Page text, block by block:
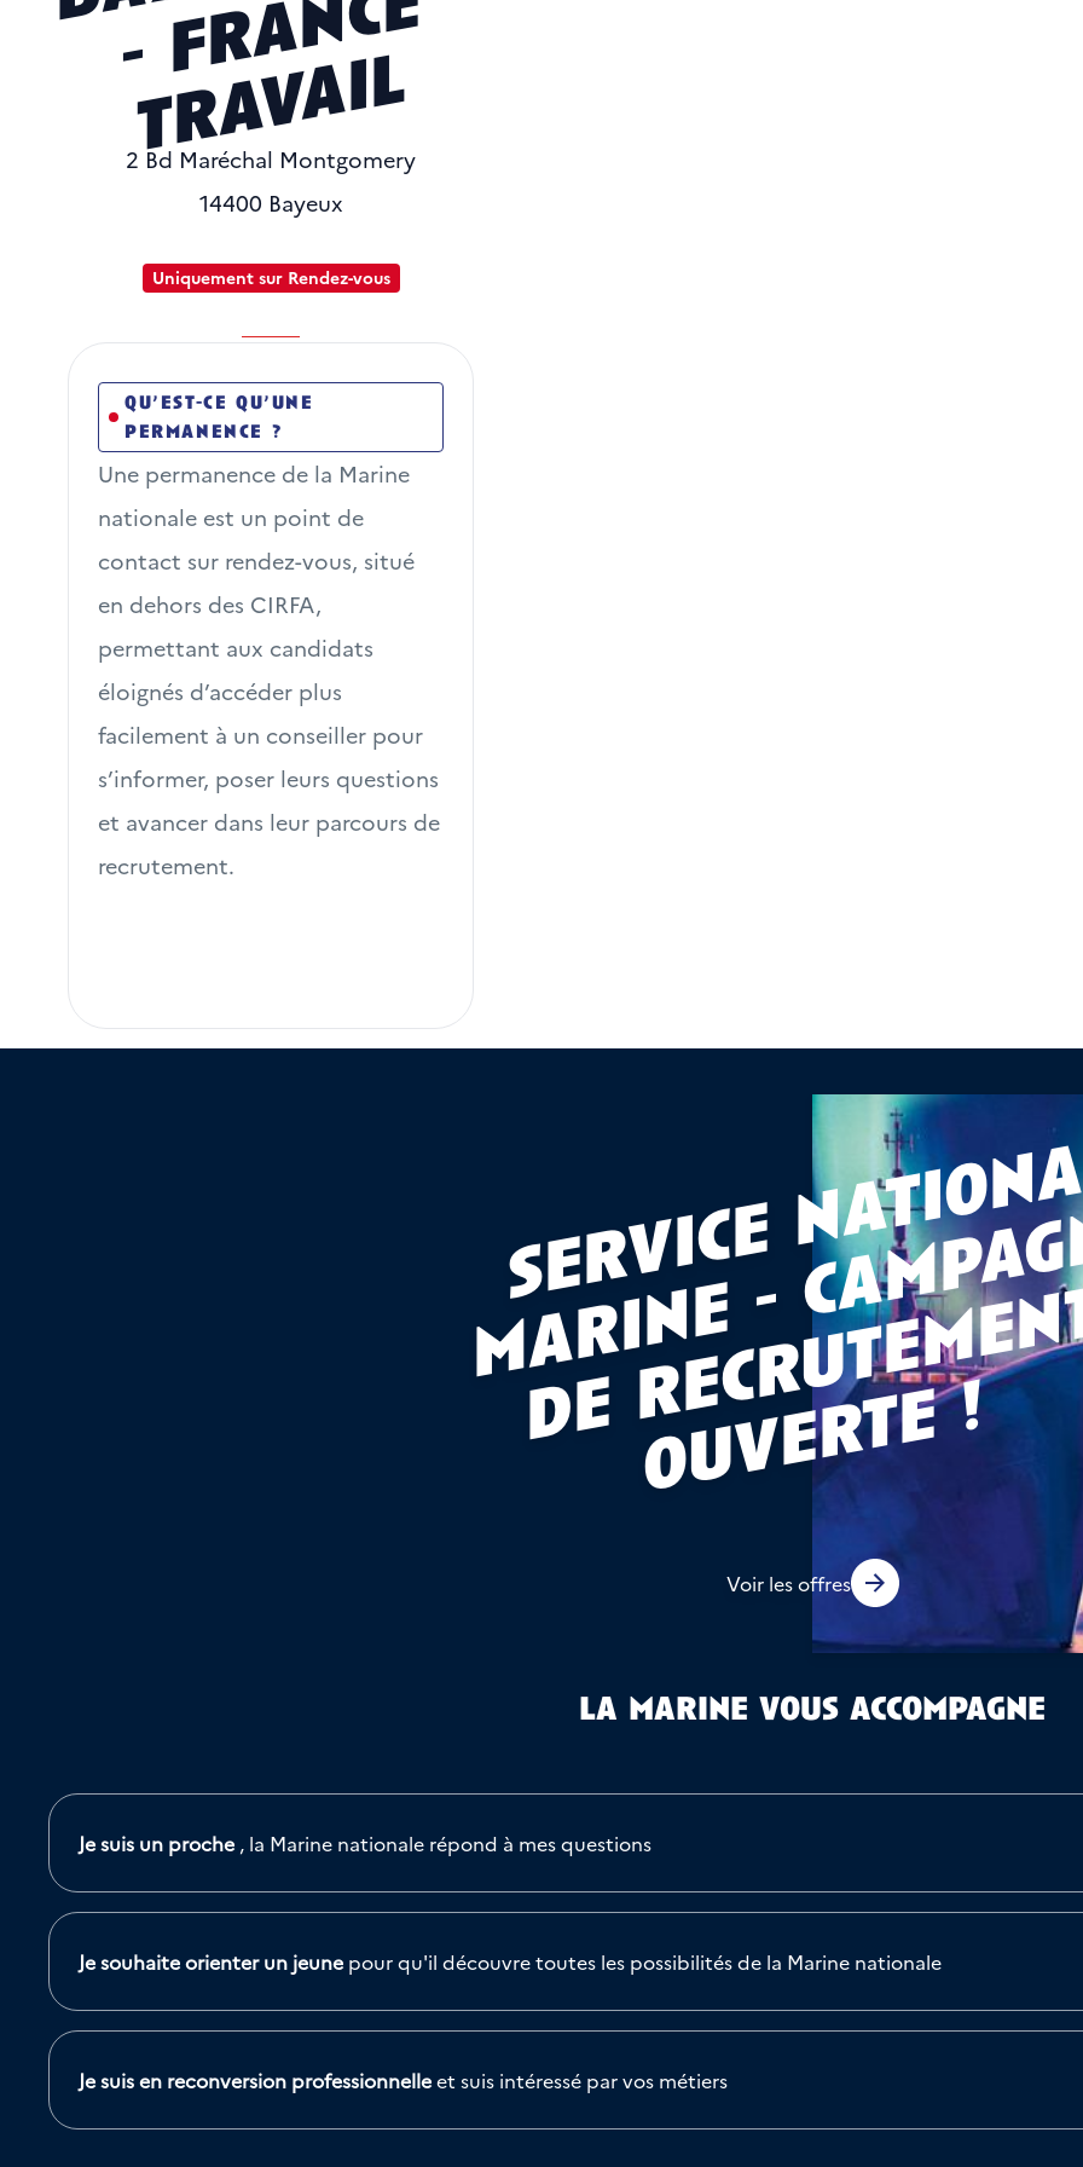
e
l
2 Bd Maréchal Montgomery
14400 Bayeux
Uniquement sur Rendez-vous
Obtenir l'itinéraire
Obtenir l'itinéraire
qu’est-ce qu’une
permanence ?
Une permanence de la Marine
nationale est un point de
contact sur rendez-vous, situé
en dehors des CIRFA,
permettant aux candidats
éloignés d’accéder plus
facilement à un conseiller pour
s’informer, poser leurs questions
et avancer dans leur parcours de
recrutement.
!
Voir les offres
la marine vous accompagne
Je suis un proche , la Marine nationale répond à mes questions
Je souhaite orienter un jeune pour qu'il découvre toutes les possibilités de la Marine nationale
Je suis en reconversion professionnelleet suis intéressé par vos métiers